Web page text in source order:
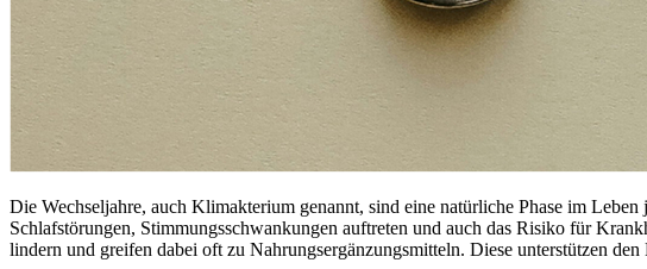
Die Wechseljahre, auch Klimakterium genannt, sind eine natürliche Phase im
Schlafstörungen, Stimmungsschwankungen auftreten und auch das Risiko für
lindern und greifen dabei oft zu Nahrungsergänzungsmitteln. Diese unterstützen